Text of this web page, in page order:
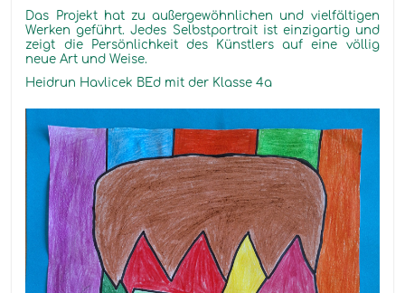
Das Projekt hat zu außergewöhnlichen und vielfältigen
Werken geführt. Jedes Selbstportrait ist einzigartig und
zeigt die Persönlichkeit des Künstlers auf eine völlig
neue Art und Weise.
Heidrun Havlicek BEd mit der Klasse 4a